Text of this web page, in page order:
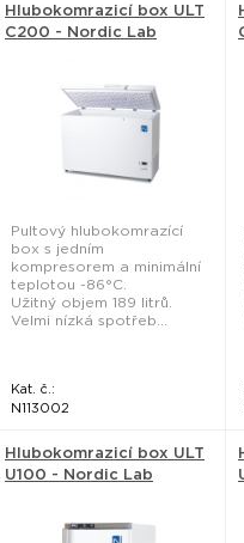
Hlubokomrazicí box ULT
C200 - Nordic Lab
Pultový hlubokomrazící
box s jedním
kompresorem a minimální
teplotou -86°C.
Užitný objem 189 litrů.
Velmi nízká spotřeb...
Kat. č.:
N113002
Hlubokomrazicí box ULT
U100 - Nordic Lab